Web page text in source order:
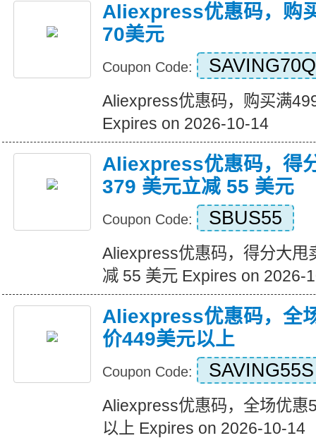
Aliexpress优惠码，购
70美元
Coupon Code: SAVING70Q
Aliexpress优惠码，购买满
Expires on 2026-10-14
Aliexpress优惠码，得
379 美元立减 55 美元
Coupon Code: SBUS55
Aliexpress优惠码，得分大甩
减 55 美元 Expires on 2026-
Aliexpress优惠码，全
价449美元以上
Coupon Code: SAVING55S
Aliexpress优惠码，全场优惠
以上 Expires on 2026-10-14